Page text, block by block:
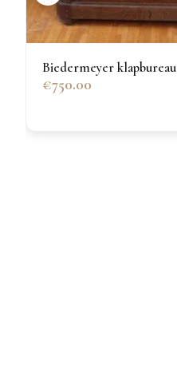
Biedermeyer klapbureau
€750.00